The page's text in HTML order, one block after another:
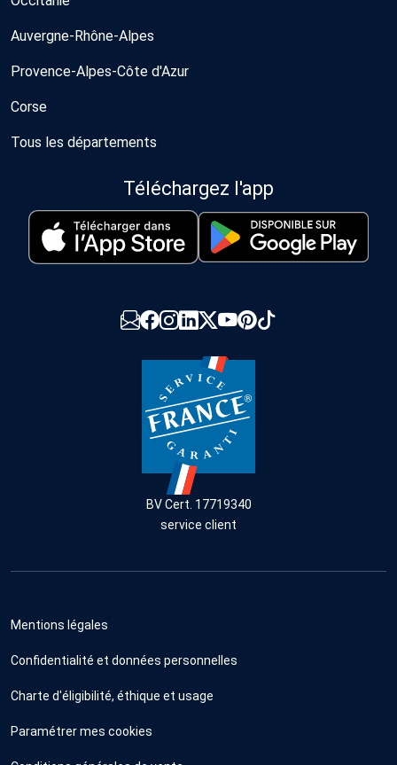
Auvergne-Rhône-Alpes
Provence-Alpes-Côte d'Azur
Corse
Tous les départements
Téléchargez l'app
BV Cert. 17719340
service client
Mentions légales
Confidentialité et données personnelles
Charte d'éligibilité, éthique et usage
Paramétrer mes cookies